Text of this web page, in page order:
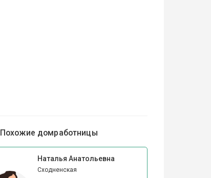
Похожие домработницы
Наталья Анатольевна
Сходненская